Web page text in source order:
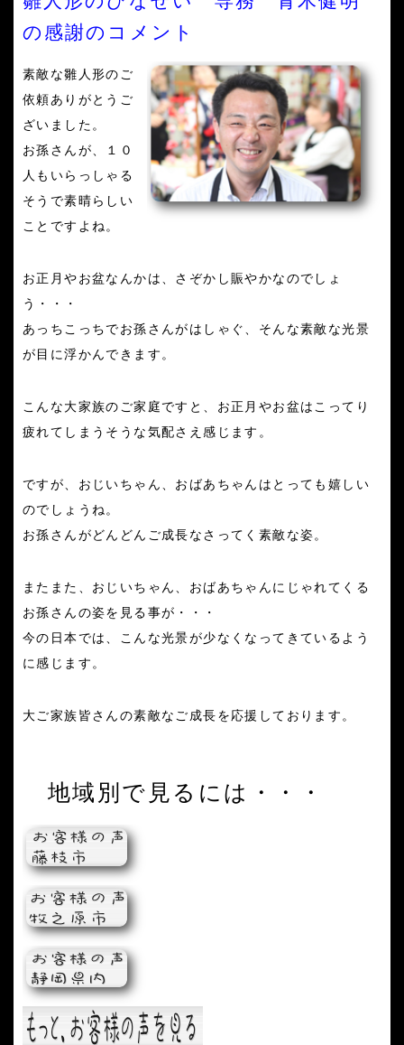
の感謝のコメント
素敵な雛人形のご
依頼ありがとうご
ざいました。
お孫さんが、１０
人もいらっしゃる
そうで素晴らしい
ことですよね。
お正月やお盆なんかは、さぞかし賑やかなのでしょ
う・・・
あっちこっちでお孫さんがはしゃぐ、そんな素敵な光景
が目に浮かんできます。
こんな大家族のご家庭ですと、お正月やお盆はこってり
疲れてしまうそうな気配さえ感じます。
ですが、おじいちゃん、おばあちゃんはとっても嬉しい
のでしょうね。
お孫さんがどんどんご成長なさってく 素敵な姿。
またまた、おじいちゃん、おばあちゃんにじゃれてくる
お孫さんの姿を見る事が・・・
今の日本では、こんな光景が少なくなってきているよう
に感じます。
大ご家族皆さんの素敵な ご成長を応援しております。
地域別で見るには・・・